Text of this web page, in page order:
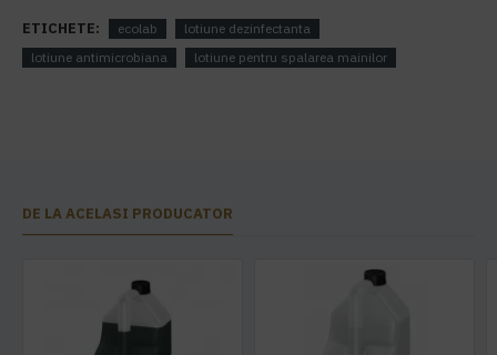
ETICHETE: ecolab
lotiune dezinfectanta
lotiune antimicrobiana
lotiune pentru spalarea mainilor
DE LA ACELASI PRODUCATOR